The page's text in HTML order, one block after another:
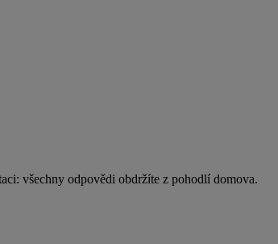
všechny odpovědi obdržíte z pohodlí domova.